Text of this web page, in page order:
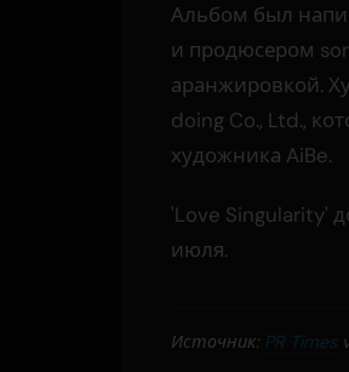
Альбом был
и продюсером
аранжировкой.
doing Co., Ltd.,
художника AiBe.
'Love Singularity'
июля.
Источник: PR Times